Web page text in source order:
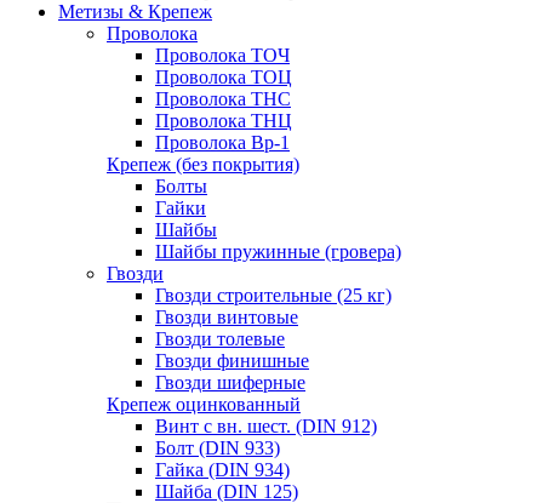
Метизы & Крепеж
Проволока
Проволока ТОЧ
Проволока ТОЦ
Проволока ТНС
Проволока ТНЦ
Проволока Вр-1
Крепеж (без покрытия)
Болты
Гайки
Шайбы
Шайбы пружинные (гровера)
Гвозди
Гвозди строительные (25 кг)
Гвозди винтовые
Гвозди толевые
Гвозди финишные
Гвозди шиферные
Крепеж оцинкованный
Винт с вн. шест. (DIN 912)
Болт (DIN 933)
Гайка (DIN 934)
Шайба (DIN 125)